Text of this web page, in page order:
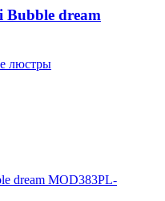
Bubble dream
люстры